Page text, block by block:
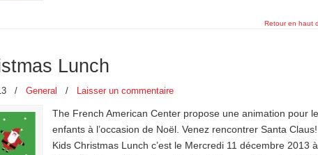
Retour en haut
Lunch
/ General / Laisser un commentaire
The French American Center propose une animation pour
enfants à l’occasion de Noël. Venez rencontrer Santa
Kids Christmas Lunch c’est le Mercredi 11 décembre 2013 à